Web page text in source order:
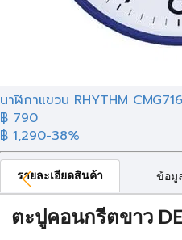
นาฬิกาแขวน RHYTHM
฿ 790
฿ 1,290-38%
รายละเอียดสินค้า ข้อมู
ตะปูคอนกรีตขาว